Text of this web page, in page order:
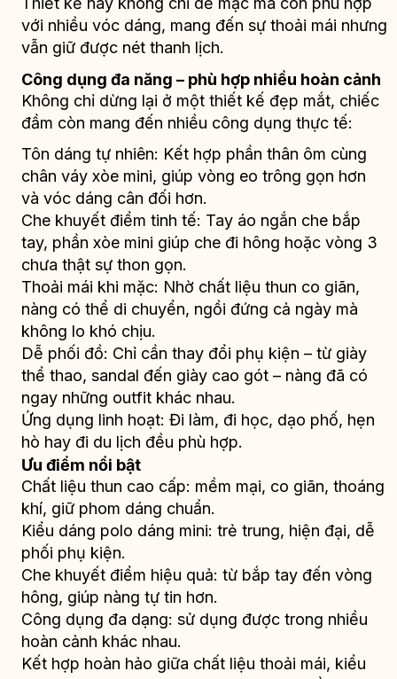
với nhiều vóc dáng, mang đến sự thoải mái nhưng
vẫn giữ được nét thanh lịch.
Công dụng đa năng – phù hợp nhiều hoàn cảnh
Không chỉ dừng lại ở một thiết kế đẹp mắt, chiếc
đầm còn mang đến nhiều công dụng thực tế:
Tôn dáng tự nhiên: Kết hợp phần thân ôm cùng
chân váy xòe mini, giúp vòng eo trông gọn hơn
và vóc dáng cân đối hơn.
Che khuyết điểm tinh tế: Tay áo ngắn che bắp
tay, phần xòe mini giúp che đi hông hoặc vòng 3
chưa thật sự thon gọn.
Thoải mái khi mặc: Nhờ chất liệu thun co giãn,
nàng có thể di chuyển, ngồi đứng cả ngày mà
không lo khó chịu.
Dễ phối đồ: Chỉ cần thay đổi phụ kiện – từ giày
thể thao, sandal đến giày cao gót – nàng đã có
ngay những outfit khác nhau.
Ứng dụng linh hoạt: Đi làm, đi học, dạo phố, hẹn
hò hay đi du lịch đều phù hợp.
Ưu điểm nổi bật
Chất liệu thun cao cấp: mềm mại, co giãn, thoáng
khí, giữ phom dáng chuẩn.
Kiểu dáng polo dáng mini: trẻ trung, hiện đại, dễ
phối phụ kiện.
Che khuyết điểm hiệu quả: từ bắp tay đến vòng
hông, giúp nàng tự tin hơn.
Công dụng đa dạng: sử dụng được trong nhiều
hoàn cảnh khác nhau.
Kết hợp hoàn hảo giữa chất liệu thoải mái, kiểu